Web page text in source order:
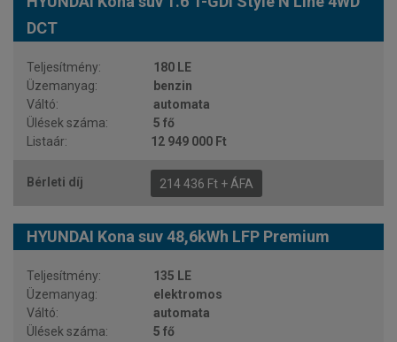
DCT
180 LE
benzin
automata
5 fő
12 949 000 Ft
214 436 Ft + ÁFA
HYUNDAI Kona suv 48,6kWh LFP Premium
135 LE
elektromos
automata
5 fő